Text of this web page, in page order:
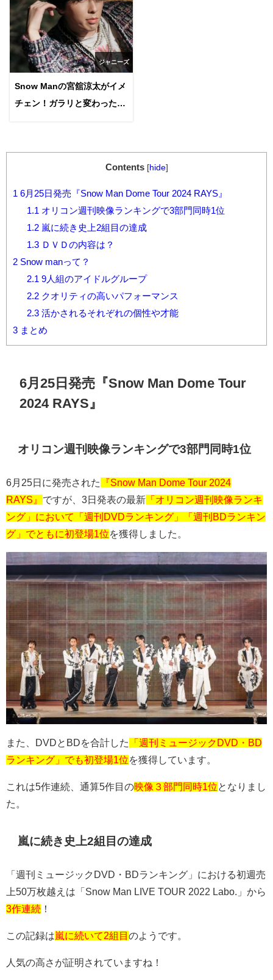
査！
ジャニーズ
Snow Manの宮舘涼太がイメ
チェン！ガラリと変わった印
Contents [hide]
1 6月25日発売『Snow Man Dome Tour 2024 RAYS』
1.1 オリコン週刊映像ランキングで3部門同時1位
1.2嵐に続き史上2組目の達成
1.3ＤＶＤの内容は？
2 Snow manって？
2.1 9人組のアイドルグループ
2.2クオリティの高いパフォーマンス
2.3活かされるそれぞれの個性や才能
3 まとめ
6月 25 日発売『Snow Man Dome Tour
2024 RAYS 』
オリコン週刊映像ランキングで3部門同時1位
6 月 25日に発売された
『Snow Man Dome Tour 2024
RAYS』 ですが、 3日発表の最新 「オリコン週刊映像ランキ
ング」において「週刊DVDランキング」「週刊BDランキン
グ」でともに初登場1位を獲得しました。
また、 DVD と BDを合計した
「週刊ミュージックDVD・BD
ランキング」でも初登場1位を獲得しています。
これは5作連続、通算5作目の映像３部門同時1位 となりまし
た。
嵐に続き史上2組目の達成
「週刊ミュージック DVD ・ BDランキング」における初週売
上50万枚越えは「 Snow Man LIVE TOUR 2022 Labo.
」から
3作連続 ！
この記録は嵐に続いて2組目 のようです。
人気の高さが証明されていますね！